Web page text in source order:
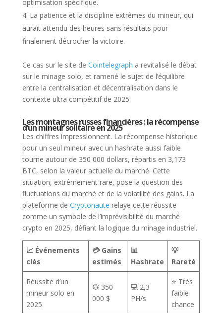
optimisation spécifique.
La patience et la discipline extrêmes du mineur, qui
aurait attendu des heures sans résultats pour
finalement décrocher la victoire.
Ce cas sur le site de Cointelegraph a revitalisé le débat
sur le minage solo, et ramené le sujet de l’équilibre
entre la centralisation et décentralisation dans le
contexte ultra compétitif de 2025.
Les montagnes russes financières : la récompense
d’un mineur solitaire en 2025
Les chiffres impressionnent. La récompense historique
pour un seul mineur avec un hashrate aussi faible
tourne autour de 350 000 dollars, répartis en 3,173
BTC, selon la valeur actuelle du marché. Cette
situation, extrêmement rare, pose la question des
fluctuations du marché et de la volatilité des gains. La
plateforme de Cryptonaute relaye cette réussite
comme un symbole de l’imprévisibilité du marché
crypto en 2025, défiant la logique du minage industriel.
📈 Événements
clés
💳 Gains
estimés
📊
Hashrate
💡
Rareté
Réussite d’un
mineur solo en
2025
💱 350
000 $
💻 2,3
PH/s
⭐ Très
faible
chance